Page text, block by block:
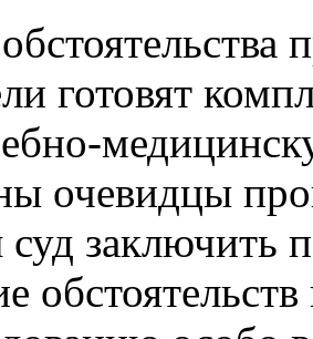
готовят
очевидцы
заключить